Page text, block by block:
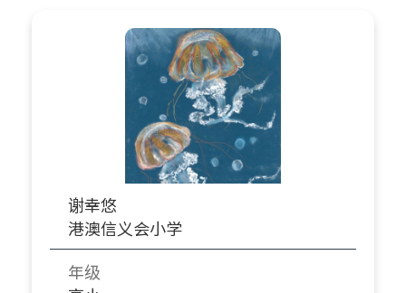
谢幸悠
港澳信义会小学
年级